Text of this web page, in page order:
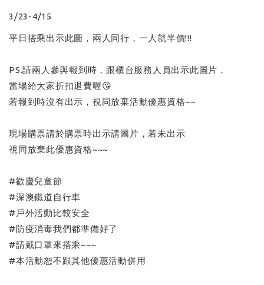
3/23-4/15
平日搭乘出示此圖，兩人同行，一人就半價!!!
PS.請兩人參與報到時，跟櫃台服務人員出示此圖片，
當場給大家折扣退費喔😘
若報到時沒有出示，視同放棄活動優惠資格~~
現場購票請於購票時出示請圖片，若未出示
視同放棄此優惠資格~~~
#歡慶兒童節
#深澳鐵道自行車
#戶外活動比較安全
#防疫消毒我們都準備好了
#請戴口罩來搭乘~~~
#本活動恕不跟其他優惠活動併用